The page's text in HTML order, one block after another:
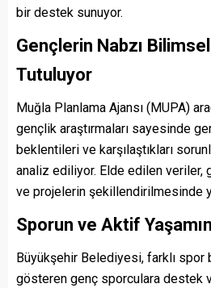
bir destek sunuyor.
Gençlerin Nabzı
Tutuluyor
Muğla Planlama Ajansı (MUPA)
gençlik araştırmaları sayesinde
beklentileri ve karşılaştıkları
analiz ediliyor. Elde edilen veriler,
ve projelerin şekillendirilmesinde
Sporun ve Aktif
Büyükşehir Belediyesi, farklı spor
gösteren genç sporculara destek